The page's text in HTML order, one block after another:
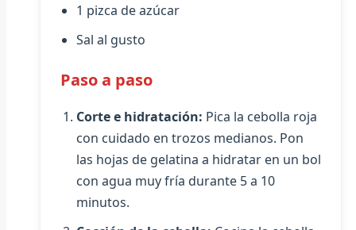
1 pizca de azúcar
Sal al gusto
Paso a paso
Corte e hidratación: Pica la cebolla roja
con cuidado en trozos medianos. Pon
las hojas de gelatina a hidratar en un bol
con agua muy fría durante 5 a 10
minutos.